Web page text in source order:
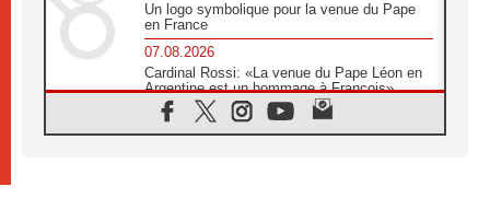
Un logo symbolique pour la venue du Pape
en France
07.08.2026
Cardinal Rossi: «La venue du Pape Léon en
Argentine est un hommage à François»
07.08.2026
Hiroshima et Nagasaki, 81 ans après,